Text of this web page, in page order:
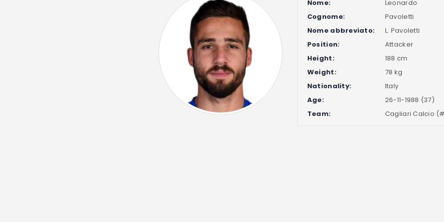
Nome:
Leonardo
Cognome:
Pavoletti
Nome abbreviato:
L. Pavoletti
Position:
Attacker
Height:
188 cm
Weight:
78 kg
Nationality:
Italy
Age:
26-11-1988 (37)
Team:
Cagliari Calcio